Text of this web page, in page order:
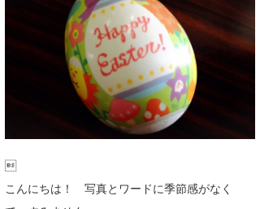

こんにちは！ 写真とワードに季節感がなく
千葉南
沖縄
ルール＆How to
サーファーズ